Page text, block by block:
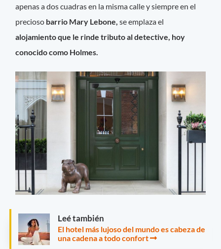
apenas a dos cuadras en la misma calle y siempre en el
precioso barrio Mary Lebone, se emplaza el
alojamiento que le rinde tributo al detective, hoy
conocido como Holmes.
Leé también
El hotel más lujoso del mundo es cabeza de
una cadena a todo confort